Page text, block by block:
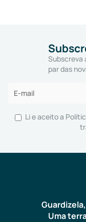
Subscreva
par das
Li e aceito a
Uma